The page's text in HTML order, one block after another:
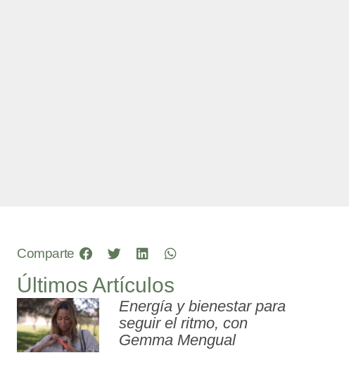
Comparte
Últimos Artículos
Energía y bienestar para
seguir el ritmo, con
Gemma Mengual